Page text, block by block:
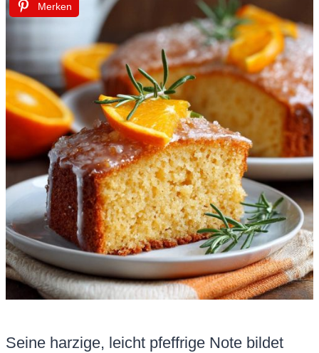
Merken
Seine harzige, leicht pfeffrige Note bildet